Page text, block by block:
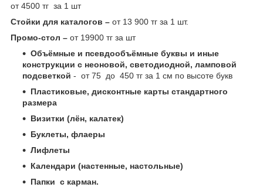
от 4500 тг за 1 шт
Стойки для каталогов – от 13 900 тг за 1 шт.
Промо-стол – от 19900 тг за шт
Объёмные и псевдообъёмные буквы и иные
конструкции с неоновой, светодиодной, ламповой
подсветкой - от 75 до 450 тг за 1 см по высоте букв
Пластиковые, дисконтные карты стандартного
размера
Визитки (лён, калатек)
Буклеты, флаеры
Лифлеты
Календари (настенные, настольные)
Папки с карман.